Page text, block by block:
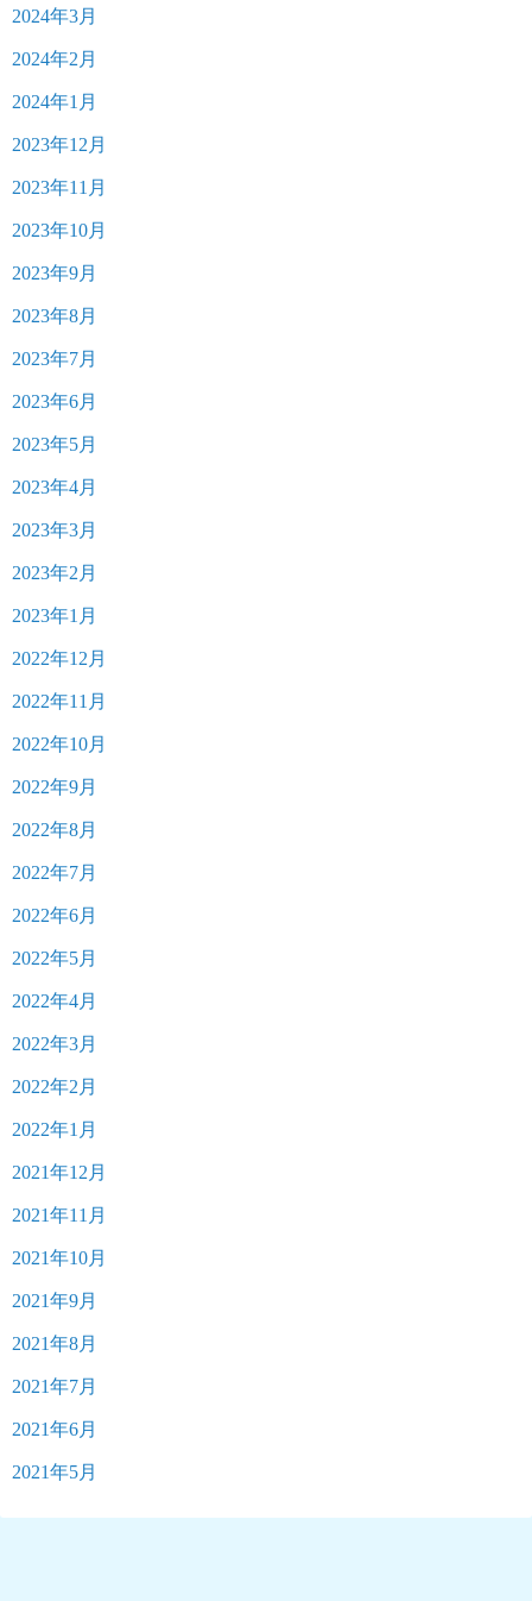
2024年3月
2024年2月
2024年1月
2023年12月
2023年11月
2023年10月
2023年9月
2023年8月
2023年7月
2023年6月
2023年5月
2023年4月
2023年3月
2023年2月
2023年1月
2022年12月
2022年11月
2022年10月
2022年9月
2022年8月
2022年7月
2022年6月
2022年5月
2022年4月
2022年3月
2022年2月
2022年1月
2021年12月
2021年11月
2021年10月
2021年9月
2021年8月
2021年7月
2021年6月
2021年5月